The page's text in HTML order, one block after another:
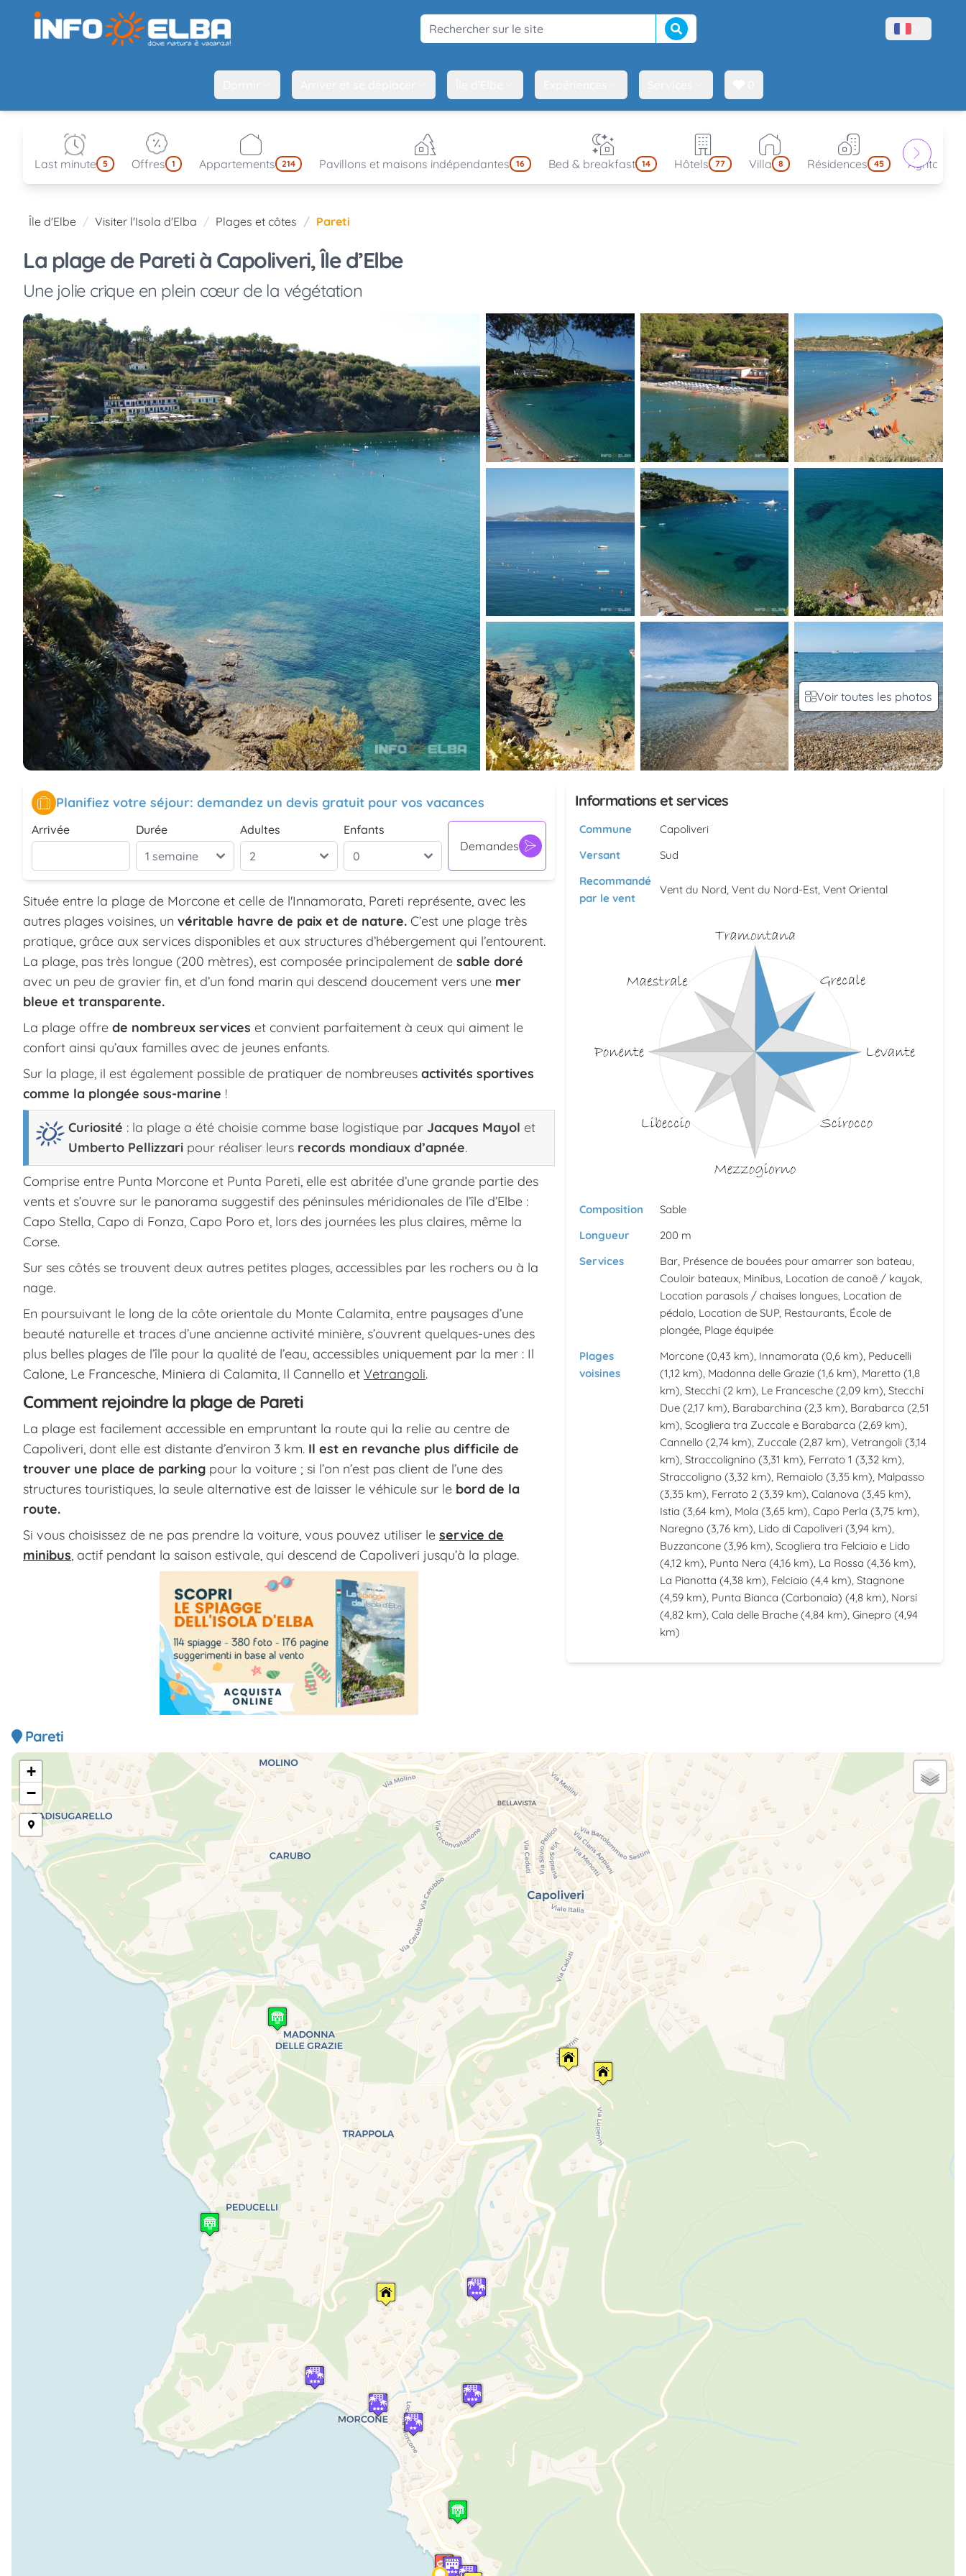
Rechercher sur le site Lancer la recherche Menù lingue
Last minute 5 Offres 1 Appartements 214 Pavillons et maisons indépendantes 16 Bed & breakfast 14 Hôtels 77 Villa 8 Résidences 45
Île d'Elbe Visiter l'Isola d'Elba Plages et côtes Pareti
La plage de Pareti à Capoliveri, Île d’Elbe
Une jolie crique en plein cœur de la végétation
Située entre la plage de Morcone et celle de l'Innamorata, Pareti représente, avec les
autres plages voisines, un véritable havre de paix et de nature. C’est une plage très
pratique, grâce aux services disponibles et aux structures d’hébergement qui l’entourent.
La plage, pas très longue (200 mètres), est composée principalement de sable doré
avec un peu de gravier fin, et d’un fond marin qui descend doucement vers une mer
bleue et transparente.
La plage offre de nombreux services et convient parfaitement à ceux qui aiment le
confort ainsi qu’aux familles avec de jeunes enfants.
Sur la plage, il est également possible de pratiquer de nombreuses activités sportives
comme la plongée sous-marine !
Curiosité : la plage a été choisie comme base logistique par Jacques Mayol et
Umberto Pellizzari pour réaliser leurs records mondiaux d’apnée.
Comprise entre Punta Morcone et Punta Pareti, elle est abritée d’une grande partie des
vents et s’ouvre sur le panorama suggestif des péninsules méridionales de l’île d’Elbe :
Capo Stella, Capo di Fonza, Capo Poro et, lors des journées les plus claires, même la
Corse.
Sur ses côtés se trouvent deux autres petites plages, accessibles par les rochers ou à la
nage.
En poursuivant le long de la côte orientale du Monte Calamita, entre paysages d’une
beauté naturelle et traces d’une ancienne activité minière, s’ouvrent quelques-unes des
plus belles plages de l’île pour la qualité de l’eau, accessibles uniquement par la mer : Il
Calone, Le Francesche, Miniera di Calamita, Il Cannello et Vetrangoli.
Comment rejoindre la plage de Pareti
La plage est facilement accessible en empruntant la route qui la relie au centre de
Capoliveri, dont elle est distante d’environ 3 km. Il est en revanche plus difficile de
trouver une place de parking pour la voiture ; si l’on n’est pas client de l’une des
structures touristiques, la seule alternative est de laisser le véhicule sur le bord de la
route.
Si vous choisissez de ne pas prendre la voiture, vous pouvez utiliser le service de
minibus, actif pendant la saison estivale, qui descend de Capoliveri jusqu’à la plage.
Planifiez votre séjour: demandez un devis gratuit pour vos vacances
Arrivée Durée Adultes
Enfants
Demandes
Informations et services
Commune
Capoliveri
Versant
Sud
Recommandé
par le vent
Vent du Nord, Vent du Nord-Est, Vent Oriental
Composition
Sable
Longueur
200 m
Services
Bar, Présence de bouées pour amarrer son bateau,
Couloir bateaux, Minibus, Location de canoë / kayak,
Location parasols / chaises longues, Location de
pédalo, Location de SUP, Restaurants, École de
plongée, Plage équipée
Plages
voisines
Morcone (0,43 km), Innamorata (0,6 km), Peducelli
(1,12 km), Madonna delle Grazie (1,6 km), Maretto (1,8
km), Stecchi (2 km), Le Francesche (2,09 km), Stecchi
Due (2,17 km), Barabarchina (2,3 km), Barabarca (2,51
km), Scogliera tra Zuccale e Barabarca (2,69 km),
Cannello (2,74 km), Zuccale (2,87 km), Vetrangoli (3,14
km), Straccolignino (3,31 km), Ferrato 1 (3,32 km),
Straccoligno (3,32 km), Remaiolo (3,35 km), Malpasso
(3,35 km), Ferrato 2 (3,39 km), Calanova (3,45 km),
Istia (3,64 km), Mola (3,65 km), Capo Perla (3,75 km),
Naregno (3,76 km), Lido di Capoliveri (3,94 km),
Buzzancone (3,96 km), Scogliera tra Felciaio e Lido
(4,12 km), Punta Nera (4,16 km), La Rossa (4,36 km),
La Pianotta (4,38 km), Felciaio (4,4 km), Stagnone
(4,59 km), Punta Bianca (Carbonaia) (4,8 km), Norsi
(4,82 km), Cala delle Brache (4,84 km), Ginepro (4,94
km)
Voir toutes les photos
Pareti
+
−